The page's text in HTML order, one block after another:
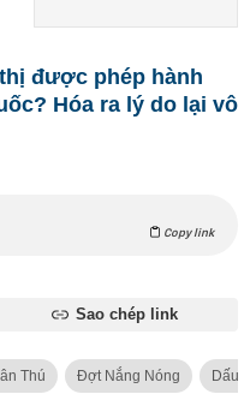
được phép hành
Hóa ra lý do lại vô
Copy link
Sao chép link
Thú Đợt Nắng Nóng Dấu